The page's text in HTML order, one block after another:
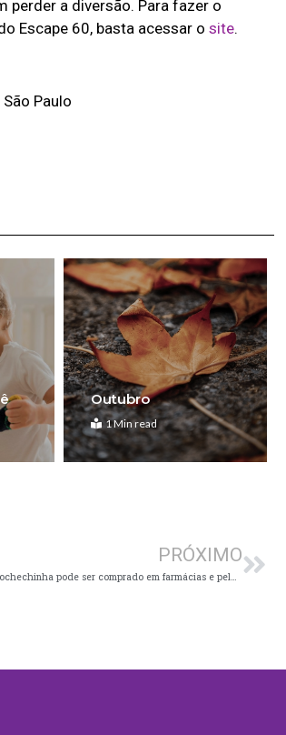
perder a diversão. Para fazer o
Escape 60, basta acessar o site.
Paulo
Outubro
1 Min read
PRÓXIMO
Teste da Bochechinha pode ser comprado em farmácias e pela internet